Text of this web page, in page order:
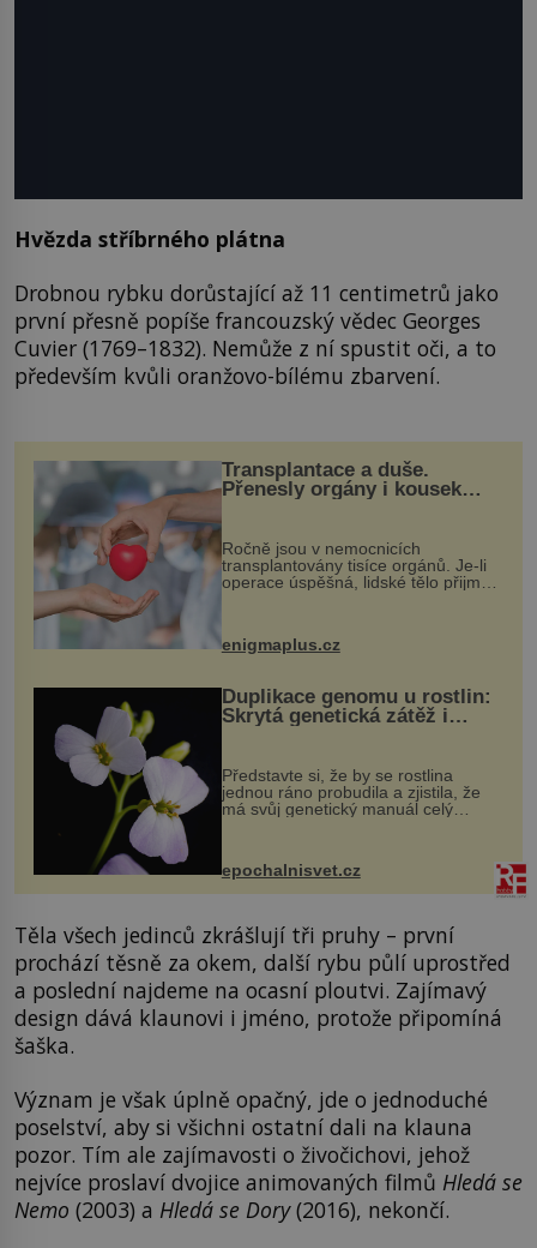
Hvězda stříbrného plátna
Drobnou rybku dorůstající až 11 centimetrů jako
první přesně popíše francouzský vědec Georges
Cuvier (1769–1832). Nemůže z ní spustit oči, a to
především kvůli oranžovo-bílému zbarvení.
Transplantace a duše.
Přenesly orgány i kousek
Ročně jsou v nemocnicích
transplantovány tisíce orgánů. Je-li
operace úspěšná, lidské tělo přijme
enigmaplus.cz
Duplikace genomu u rostlin:
Skrytá genetická zátěž i
Představte si, že by se rostlina
jednou ráno probudila a zjistila, že
má svůj genetický manuál celý
vstupenka...
epochalnisvet.cz
Těla všech jedinců zkrášlují tři pruhy – první
prochází těsně za okem, další rybu půlí uprostřed
a poslední najdeme na ocasní ploutvi. Zajímavý
design dává klaunovi i jméno, protože připomíná
šaška.
Význam je však úplně opačný, jde o jednoduché
poselství, aby si všichni ostatní dali na klauna
pozor. Tím ale zajímavosti o živočichovi, jehož
nejvíce proslaví dvojice animovaných filmů Hledá se
Nemo (2003) a Hledá se Dory(2016), nekončí.